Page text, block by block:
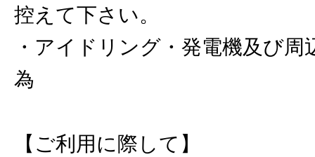
控えて下さい。
・アイドリング・発電機及び周
為
【ご利用に際して】